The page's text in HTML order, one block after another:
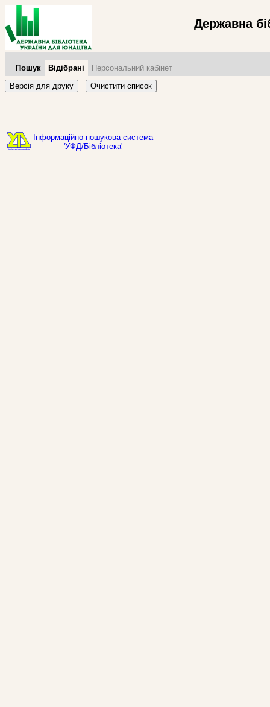
Державна
Пошук Відібрані
Персональний кабінет
Версія для друку
Очистити список
Інформаційно-пошукова система
'УФД/Бібліотека'